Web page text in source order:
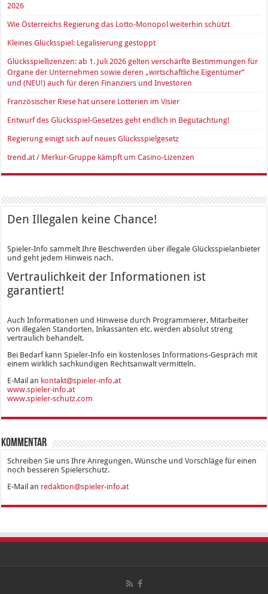
2026
Wie Österreichs Regierung das Lotto-Monopol weiterhin schützt
Kleines Glücksspiel: Legalisierung gestoppt
Glücksspiellizenzen: ab 1. Juli 2026 gelten verschärfte Bestimmungen für
Organe der Unternehmen sowie deren „wirtschaftliche Eigentümer“
und (NEU!) auch für deren Finanziers und Investoren
Französischer Riese hat unsere Lotterien im Visier
Entwurf des Glücksspiel-Gesetzes geht endlich in Begutachtung!
Regierung einigt sich auf neues Glücksspielgesetz
trend.at / Merkur-Gruppe kämpft um Casino-Lizenzen
Den Illegalen keine Chance!
Spieler-Info sammelt Ihre Beschwerden über illegale Glücksspielanbieter
und geht jedem Hinweis nach.
Vertraulichkeit der Informationen ist
garantiert!
Auch Informationen und Hinweise durch Programmierer, Mitarbeiter
von illegalen Standorten, Inkassanten etc. werden absolut streng
vertraulich behandelt.
Bei Bedarf kann Spieler-Info ein kostenloses Informations-Gespräch mit
einem wirklich sachkundigen Rechtsanwalt vermitteln.
E-Mail an kontakt@spieler-info.at
www.spieler-info.at
www.spieler-schutz.com
Kommentar
Schreiben Sie uns Ihre Anregungen, Wünsche und Vorschläge für einen
noch besseren Spielerschutz.
E-Mail an redaktion@spieler-info.at